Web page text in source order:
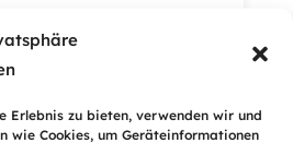
Erlebnis zu bieten, verwenden wir und
wie Cookies, um Geräteinformationen